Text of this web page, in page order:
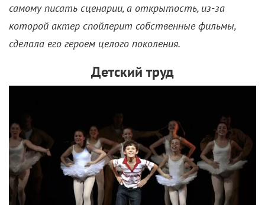
самому писать сценарии, а открытость, из-за
которой актер спойлерит собственные фильмы,
сделала его героем целого поколения.
Детский труд